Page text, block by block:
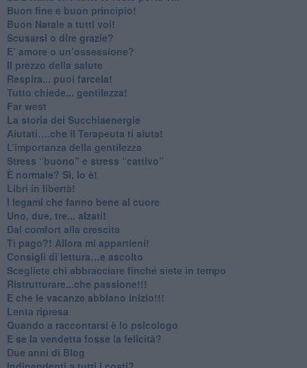
Buon fine e buon principio!
​Buon Natale a tutti voi!
​Scusarsi o dire grazie?
​E’ amore o un’ossessione?
​Il prezzo della salute
​Respira... puoi farcela!
​Tutto chiede... gentilezza!
​Far west
​La storia dei Succhiaenergie
​Aiutati….che il Terapeuta ti aiuta!
​L’importanza della gentilezza
​Stress “buono” e stress “cattivo”
​È normale? Sì, lo è!
​Libri in libertà!
​I legami che fanno bene al cuore
Uno, due, tre... alzati!​
​Dal comfort alla crescita
​Ti pago?! Allora mi appartieni!​
​Consigli di lettura…e ascolto
​Scegliete chi abbracciare finché siete in tempo
​Ristrutturare...che passione!!!
​E che le vacanze abbiano inizio!!!
​Lenta ripresa
​Quando a raccontarsi è lo psicologo
​E se la vendetta fosse la felicità?
​Due anni di Blog